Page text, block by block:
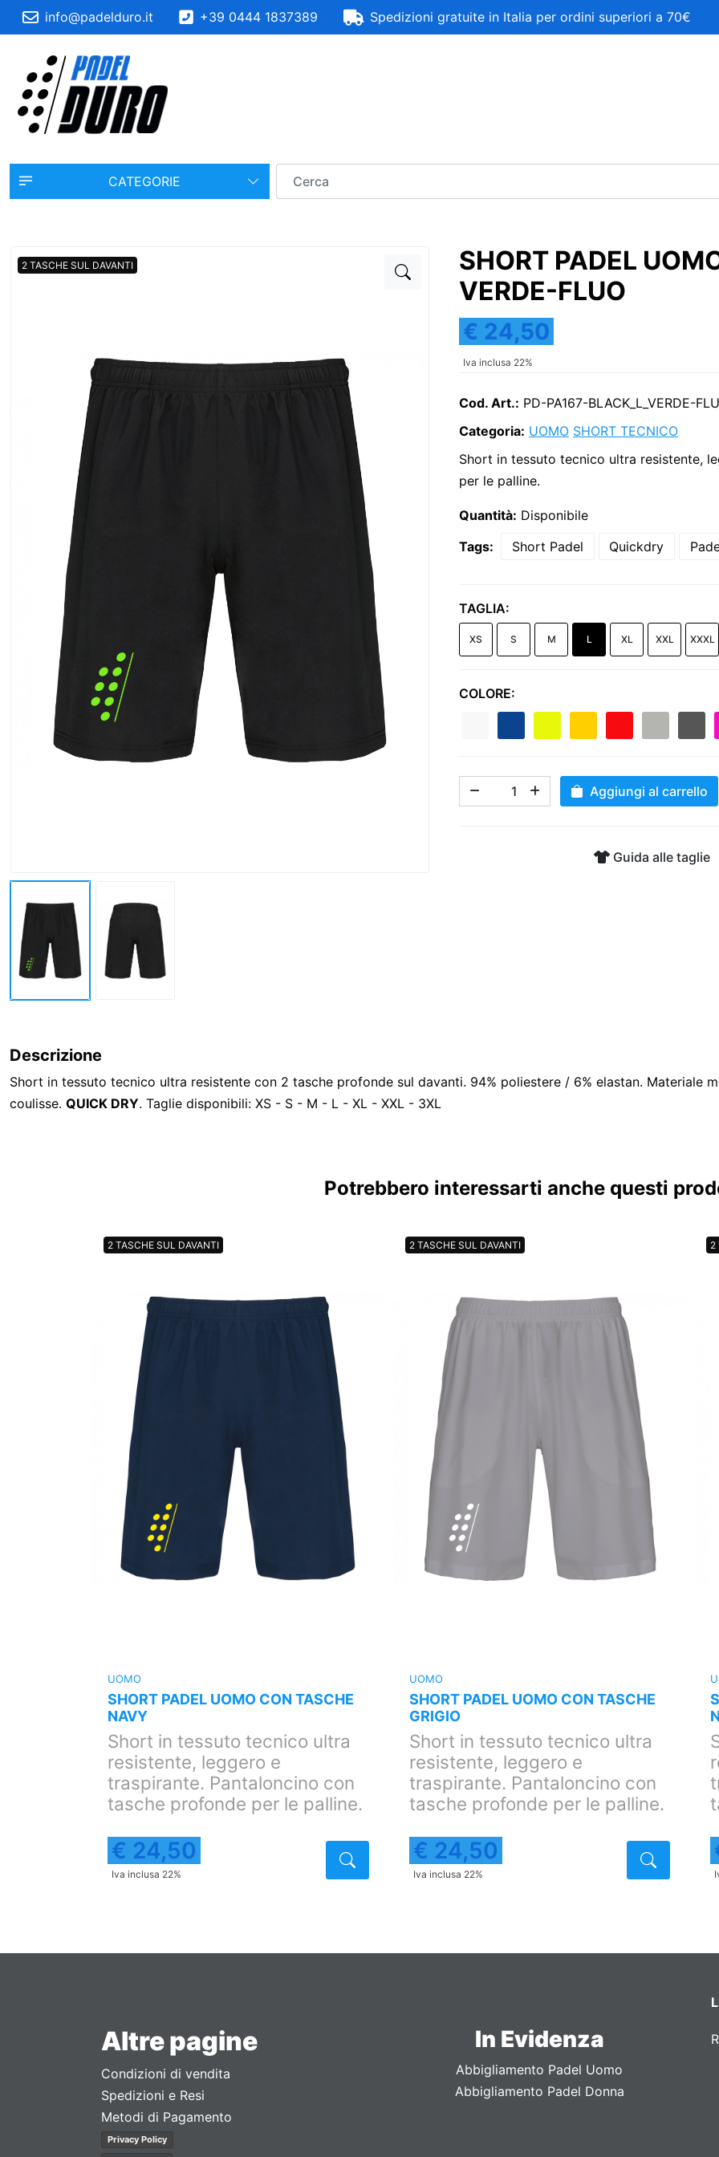
info@padelduro.it +39 0444 1837389 Spedizioni gratuite in Italia per ordini superiori a 70€
CATEGORIE
2 TASCHE SUL DAVANTI
SHORT PADEL
VERDE-FLUO
€ 24,50
Iva inclusa 22%
Cod. Art.: PD-PA167-BLACK_L_VERDE-
Categoria: UOMO SHORT TECNICO
Short in tessuto tecnico ultra resistente,
per le palline.
Quantità: Disponibile
Tags:
Short Padel Quickdry
TAGLIA:
XS S M L XL XXL XXXL
COLORE:
Aggiungi al carrello
Guida alle taglie
Descrizione
Short in tessuto tecnico ultra resistente con 2 tasche profonde sul davanti. 94% poliestere / 6% elastan. Materiale
coulisse. QUICK DRY. Taglie disponibili: XS - S - M - L - XL - XXL - 3XL
Potrebbero interessarti anche questi
Dettaglio
2 TASCHE SUL DAVANTI
UOMO
SHORT PADEL UOMO CON TASCHE
NAVY
Short in tessuto tecnico ultra
resistente, leggero e
traspirante. Pantaloncino con
tasche profonde per le palline.
€ 24,50
Iva inclusa 22%
Dettaglio
2 TASCHE SUL DAVANTI
UOMO
SHORT PADEL UOMO CON TASCHE
GRIGIO
Short in tessuto tecnico ultra
resistente, leggero e
traspirante. Pantaloncino con
tasche profonde per le palline.
€ 24,50
Iva inclusa 22%
2
Altre pagine
Condizioni di vendita
Spedizioni e Resi
Metodi di Pagamento
Privacy Policy
In Evidenza
Abbigliamento Padel Uomo
Abbigliamento Padel Donna